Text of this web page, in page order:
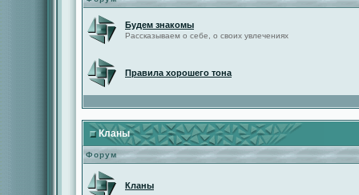
Будем знакомы
Рассказываем о себе, о своих увлечениях
Правила хорошего тона
Кланы
Форум
Кланы